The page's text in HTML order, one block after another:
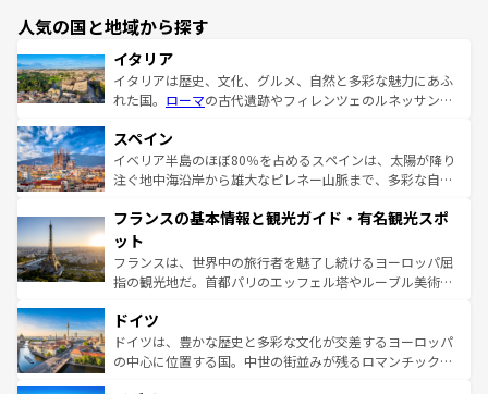
人気の国と地域から探す
イタリア
イタリアは歴史、文化、グルメ、自然と多彩な魅力にあふ
れた国。 ローマの古代遺跡やフィレンツェのルネッサンス
ろん、トスカーナの美しい田園風景やアマルフィ海岸の絶
景など、自然景観も見逃せない。観光の合間には、本場の
ピザやパスタなど、絶品のイタリア料理を堪能することも
ませてくれるイタリアで、忘れられない旅をしてみよう！
なお、新着のイタリア情報は
しい。
スペイン
イベリア半島のほぼ80％を占めるスペインは、太陽が降り
注ぐ地中海沿岸から雄大なピレネー山脈まで、多彩な自然
文化が根付くこの国では、情熱的なフラメンコ、熱気あふ
れる闘牛、そして美味しいタパスが生活の一部となってい
る。首都マドリードの洗練された雰囲気や、バルセロナの
アートに溢れた街角から、地方では古代ローマ遺跡や中世
せる。地方によって風土や気候が異なるスペインはその個
性で訪れる人を魅了する。 なお、新着のスペイン情報は コ
ンテンツ一覧を参照してほしい。
フランスの基本情報と観光ガイド・有名観光スポ
ット
フランスは、世界中の旅行者を魅了し続けるヨーロッパ屈
指の観光地だ。首都パリのエッフェル塔やルーブル美術館
で、幅広い魅力が詰まっている。華麗な宮殿、歴史的な大
聖堂、美しいビーチ、そして豊かな自然が、訪れる者を心
から魅了する。また、フランスは美食の国としても知ら
ドイツ
ドイツは、豊かな歴史と多彩な文化が交差するヨーロッパ
の中心に位置する国。中世の街並みが残るロマンチック街